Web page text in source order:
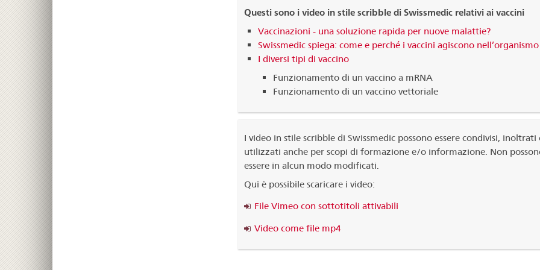
Questi sono i video in stile scribble di Swissmedic relativi ai vaccini
Vaccinazioni - una soluzione rapida per nuove malattie?
Swissmedic spiega: come e perché i vaccini agiscono nell’organismo
I diversi tipi di vaccino
Funzionamento di un vaccino a mRNA
Funzionamento di un vaccino vettoriale
I video in stile scribble di Swissmedic possono essere condivisi, inoltrati
utilizzati anche per scopi di formazione e/o informazione. Non
essere in alcun modo modificati.
Qui è possibile scaricare i video:
File Vimeo con sottotitoli attivabili
Video come file mp4